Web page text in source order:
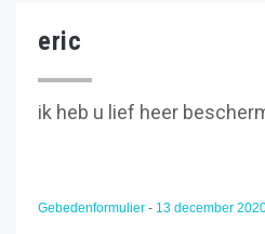
eric
ik heb u lief heer
Gebedenformulier - 13 december